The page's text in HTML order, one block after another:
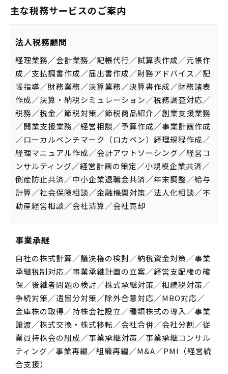
主な税務サービスのご案内
法人税務顧問
経理業務／会計業務／記帳代行／試算表作成／元帳作
成／支払調書作成／届出書作成／財務アドバイス／記
帳指導／財務業務／決算業務／決算書作成／財務諸表
作成／決算・納税シミュレーション／税務調査対応／
税務／税金／節税対策／節税商品紹介／創業支援業務
／開業支援業務／経営相談／予算作成／事業計画作成
／ローカルベンチマーク（ロカベン）経理規程作成／
経理マニュアル作成／会計アウトソーシング／経営コ
ンサルティング／経営計画の策定／小規模企業共済／
倒産防止共済／中小企業退職金共済／年末調整／給与
計算／社会保険相談／金融機関対策／法人化相談／不
動産経営相談／会社清算／会社売却
事業承継
自社の株式計算／議決権の検討／納税資金対策／事業
承継税制対応／事業承継計画の立案／経営支配権の確
保／後継者問題の検討／株式承継対策／相続税対策／
争続対策／遺留分対策／除外合意対応／MBO対応／
金庫株の取得／持株会社設立／種類株式の導入／事業
譲渡／株式交換・株式移転／会社合併／会社分割／従
業員持株会の組成／事業承継対策／事業承継コンサル
ティング／事業再編／組織再編／M&A／PMI（経営統
合支援）